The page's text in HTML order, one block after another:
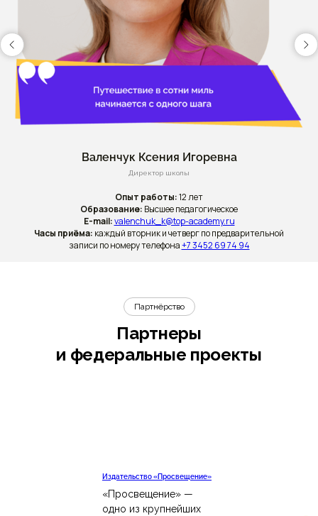
Валенчук Ксения Игоревна
Директор школы
Опыт работы:12 лет
Образование: Высшее педагогическое
E-mail:valenchuk_k@top-academy.ru
Часы приёма: каждый вторник и четверг по предварительной
записи по номеру телефона+7 3452 69 74 94
Партнёрство
Партнеры
и федеральные проекты
Издательство «Просвещение»
«Просвещение» —
одно из крупнейших